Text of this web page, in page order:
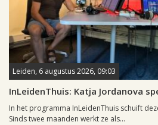
Leiden, 6 augustus 2026, 09:03
InLeidenThuis: Katja Jordanova
In het programma InLeidenThuis schuift
Sinds twee maanden werkt ze als...